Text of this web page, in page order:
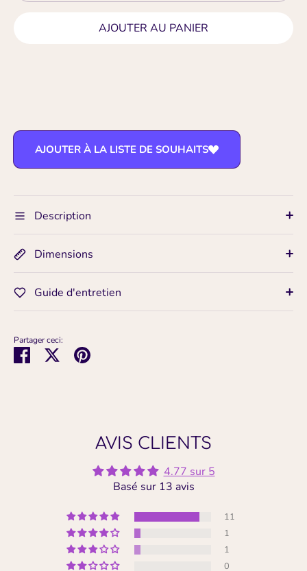
AJOUTER AU PANIER
AJOUTER À LA LISTE DE SOUHAITS
Description
Dimensions
Guide d'entretien
Partager ceci:
PartagerTweeterÉpingler
AVIS CLIENTS
4.77 sur 5
Basé sur 13 avis
11
1
1
0